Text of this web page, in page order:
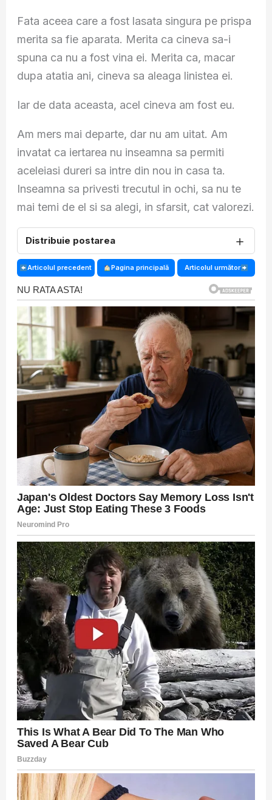
Fata aceea care a fost lasata singura pe prispa
merita sa fie aparata. Merita ca cineva sa-i
spuna ca nu a fost vina ei. Merita ca, macar
dupa atatia ani, cineva sa aleaga linistea ei.
Iar de data aceasta, acel cineva am fost eu.
Am mers mai departe, dar nu am uitat. Am
invatat ca iertarea nu inseamna sa permiti
aceleiasi dureri sa intre din nou in casa ta.
Inseamna sa privesti trecutul in ochi, sa nu te
mai temi de el si sa alegi, in sfarsit, cat valorezi.
Distribuie postarea ＋
Articolul precedent Pagina principală Articolul următor